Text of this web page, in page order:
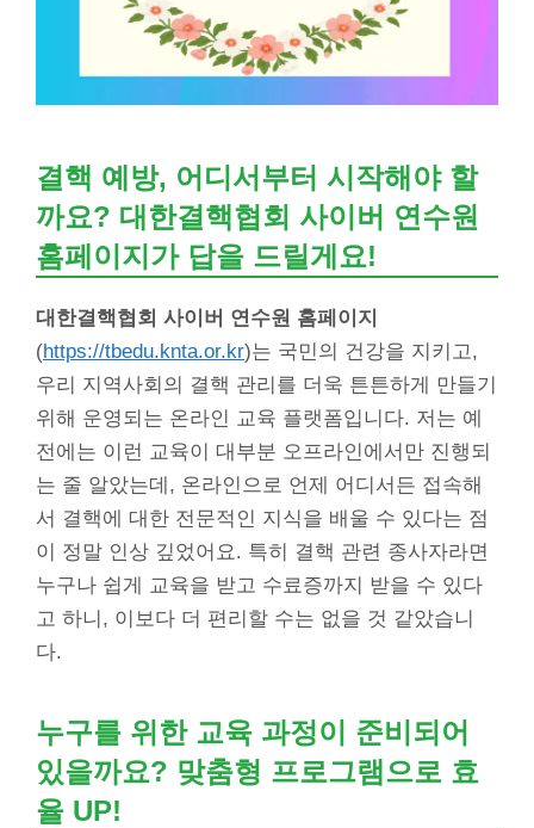
결핵 예방, 어디서부터 시작해야 할
까요? 대한결핵협회 사이버 연수원
홈페이지 가 답을 드릴게요!
대한결핵협회 사이버 연수원 홈페이지
(https://tbedu.knta.or.kr)는 국민의 건강을 지키고,
우리 지역사회의 결핵 관리를 더욱 튼튼하게 만들기
위해 운영되는 온라인 교육 플랫폼입니다. 저는 예
전에는 이런 교육이 대부분 오프라인에서만 진행되
는 줄 알았는데, 온라인으로 언제 어디서든 접속해
서 결핵에 대한 전문적인 지식을 배울 수 있다는 점
이 정말 인상 깊었어요. 특히 결핵 관련 종사자라면
누구나 쉽게 교육을 받고 수료증까지 받을 수 있다
고 하니, 이보다 더 편리할 수는 없을 것 같았습니
다.
누구를 위한 교육 과정이 준비되어
있을까요? 맞춤형 프로그램으로 효
율 UP!